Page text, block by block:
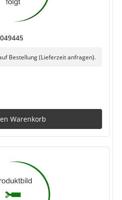
Bestellung (Lieferzeit anfragen).
Warenkorb